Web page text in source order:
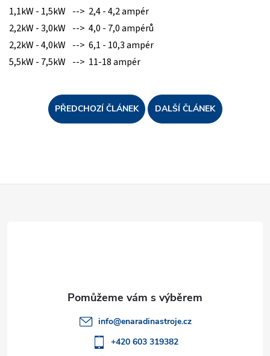
1,1kW - 1,5kW --> 2,4 - 4,2 ampér
2,2kW - 3,0kW --> 4,0 - 7,0 ampérů
2,2kW - 4,0kW --> 6,1 - 10,3 ampér
5,5kW - 7,5kW --> 11-18 ampér
PŘEDCHOZÍ ČLÁNEK DALŠÍ ČLÁNEK
info@enaradinastroje.cz
+420 603 319382